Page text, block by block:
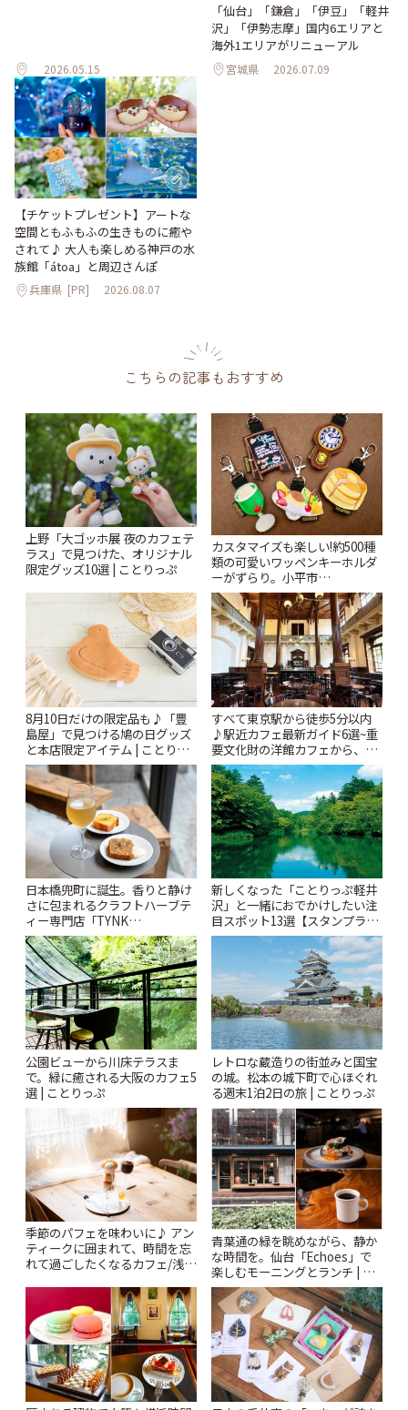
2026.05.15
「仙台」「鎌倉」「伊豆」「軽井
沢」「伊勢志摩」国内6エリアと
海外1エリアがリニューアル
宮城県 2026.07.09
【チケットプレゼント】アートな
空間ともふもふの生きものに癒や
されて♪ 大人も楽しめる神戸の水
族館「átoa」と周辺さんぽ
兵庫県 [PR] 2026.08.07
こちらの記事もおすすめ
上野「大ゴッホ展 夜のカフェテ
ラス」で見つけた、オリジナル
限定グッズ10選 | ことりっぷ
カスタマイズも楽しい!約500種
類の可愛いワッペンキーホルダ
ーがずらり。小平市
「Kimamaya T&K」 | ことりっ
ぷ
8月10日だけの限定品も♪「豊
島屋」で見つける鳩の日グッズ
と本店限定アイテム | ことりっ
ぷ
すべて東京駅から徒歩5分以内
♪駅近カフェ最新ガイド6選~重
要文化財の洋館カフェから、改
札すぐのレトロ喫茶まで~ | こと
りっぷ
日本橋兜町に誕生。香りと静け
さに包まれるクラフトハーブテ
ィー専門店「TYNK
Kabutocho」 | ことりっぷ
新しくなった「ことりっぷ軽井
沢」と一緒におでかけしたい注
目スポット13選【スタンプラリ
ー開催中】 | ことりっぷ
公園ビューから川床テラスま
で。緑に癒される大阪のカフェ5
選 | ことりっぷ
レトロな蔵造りの街並みと国宝
の城。松本の城下町で心ほぐれ
る週末1泊2日の旅 | ことりっぷ
季節のパフェを味わいに♪ アン
ティークに囲まれて、時間を忘
れて過ごしたくなるカフェ/浅草
青葉通の緑を眺めながら、静か
な時間を。仙台「Echoes」で
楽しむモーニングとランチ | こ
とりっぷ